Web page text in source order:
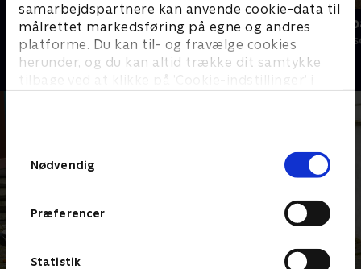
samarbejdspartnere kan anvende cookie-data til
målrettet markedsføring på egne og andres
platforme. Du kan til- og fravælge cookies
herunder, og du kan altid trække dit samtykke
tilbage ved at klikke på ’Cookie-indstillinger’ i
Nødvendig
Præferencer
Statistik
Franske drømmeslotte
Livsstil • 6 sæsoner
Bolighjælp
Livsstil • 14